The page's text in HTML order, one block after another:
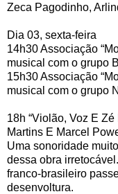
Zeca Pagodinho,
Dia 03, sexta-feira
14h30 Associação
musical com o grupo
15h30 Associação
musical com o grupo
18h “Violão, Voz E
Martins E Marcel
Uma sonoridade
dessa obra
franco-brasileiro
desenvoltura.